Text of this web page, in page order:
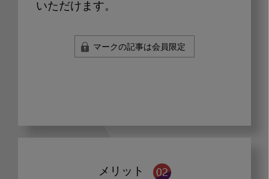
いただけます。
マークの記事は会員限定
メリット